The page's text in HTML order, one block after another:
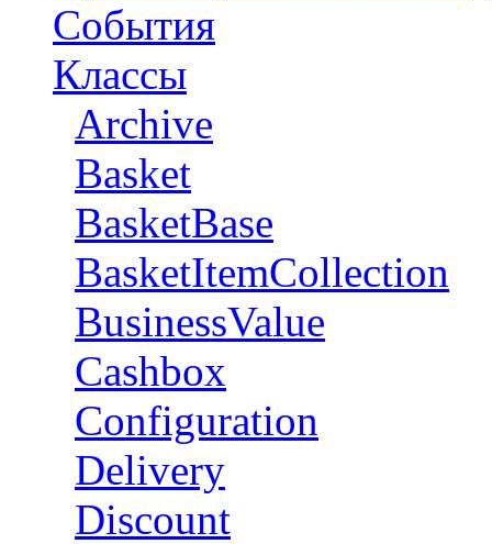
События
Классы
Archive
Basket
BasketBase
BasketItemCollection
BusinessValue
Cashbox
Configuration
Delivery
Discount